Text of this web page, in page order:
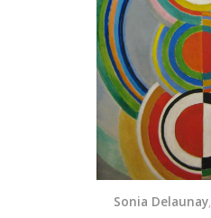
Sonia Delaunay,